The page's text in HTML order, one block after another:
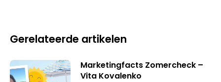
Gerelateerde artikelen
Marketingfacts Zomercheck –
Vita Kovalenko